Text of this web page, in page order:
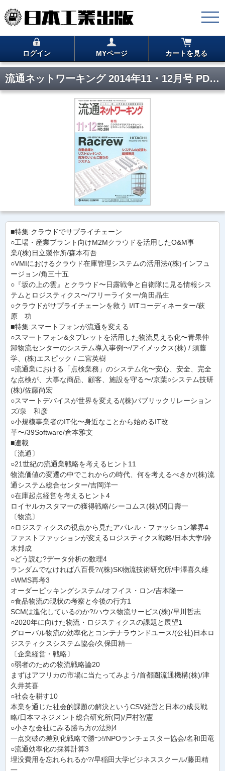
ログイン MYページ カートを見る
流通ネットワーキング 2014年11・12月号 PDF版
■特集:クラウドでサプライチェーン
○工場・産業プラント向けM2Mクラウドを活用したO&M事
業/(株)日立製作所/森本有吾
○VMIにおけるクラウド在庫管理システムの活用法/(株)インフュ
ージョン/角三十五
○『坂の上の雲』とクラウド〜日露戦争と自衛隊に見る情報シス
テムとロジスティクス〜/フリーライター/角田晶生
○クラウドがサプライチェーンを救う I/ITコーディネーター/萩
原 功
■特集:スマートフォンが流通を変える
○スマートフォン&タブレットを活用した物流見える化〜青果仲
卸物流センターのシステム導入事例〜/アイメックス(株) / 須藤
学、(株)エスピック / 二宮英樹
○流通業における「点検業務」のシステム化〜安心、安全、完全
な点検が、大事な商品、顧客、施設を守る〜/京葉○システム技研
(株)/佐藤尚宏
○スマートデバイスが世界を変える/(株)パブリックリレーション
ズ/泉 和彦
○小規模事業者のIT化〜身近なことから始めるIT改
革〜/39Software/倉本雅文
■連載
〔流通〕
○21世紀の流通業戦略を考えるヒント11
物流価値の変遷の中でこれからの時代、何を考えるべきか/(株)流
通システム総合センター/吉岡洋一
○在庫起点経営を考えるヒント4
ロイヤルカスタマーの獲得戦略/シーコムス(株)/関口壽一
〔物流〕
○ロジスティクスの視点から見たアパレル・ファッション業界4
ファストファッションが変えるロジスティクス戦略/日本大学/鈴
木邦成
○どう読む?データ分析の数理4
ランダムでなければ八百長?/(株)SK物流技術研究所/中澤喜久雄
○WMS再考3
オーダーピッキングシステム/オフイス・ロン/吉本隆一
○食品物流の現状の考察と今後の行方1
SCMは進化しているのか?/ハウス物流サービス(株)/早川哲志
○2020年に向けた物流・ロジスティクスの課題と展望1
グローバル物流の効率化とコンテナラウンドユース/(公社)日本ロ
ジスティクスシステム協会/久保田精一
〔企業経営・戦略〕
○弱者のための物流戦略論20
まずはアフリカの市場に当たってみよう/首都圏流通機構(株)/津
久井英喜
○社会を耕す10
本業を通じた社会的課題の解決というCSV経営と日本の成長戦
略/日本マネジメント総合研究所(同)/戸村智憲
○小さな会社にみる勝ち方の法則4
一点突破の差別化戦略で勝つ!/NPOランチェスター協会/名和田竜
○流通効率化の採算計算3
埋没費用を忘れられるか?/早稲田大学ビジネススクール/藤田精